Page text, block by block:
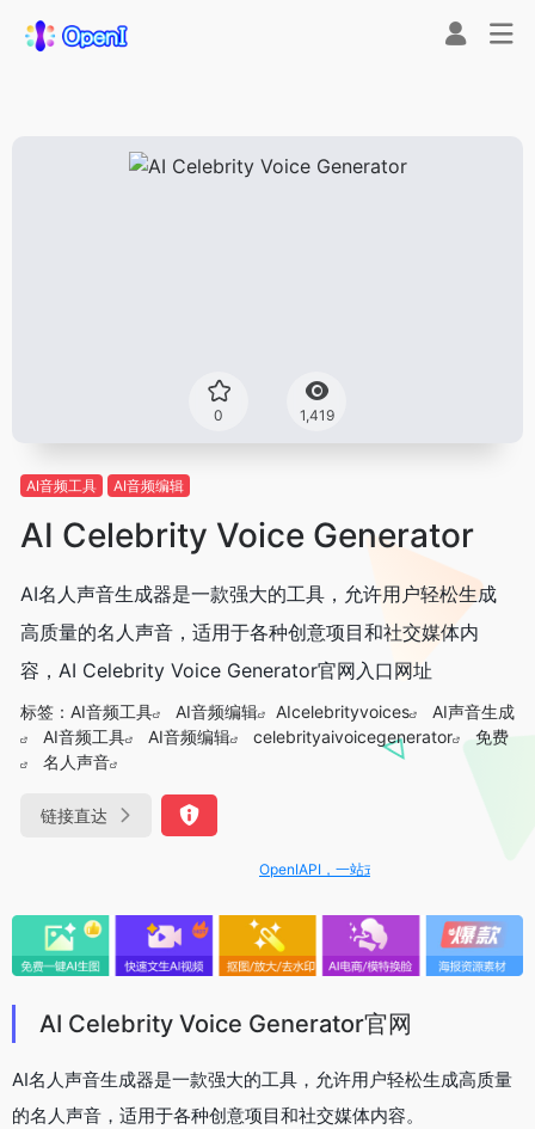
0 1,419
AI音频工具 AI音频编辑
AI Celebrity Voice Generator
AI名人声音生成器是一款强大的工具，允许用户轻松生成
高质量的名人声音，适用于各种创意项目和社交媒体内
容，AI Celebrity Voice Generator官网入口网址
标签： AI音频工具 AI音频编辑 AIcelebrityvoices
AI声音生成
AI音频工具
AI音频编辑 celebrityaivoicegenerator
免费
名人声音
链接直达
OpenIAPI，一站式大模型API聚合平台
AI Celebrity Voice Generator官网
AI名人声音生成器是一款强大的工具，允许用户轻松生成高质量
的名人声音，适用于各种创意项目和社交媒体内容。